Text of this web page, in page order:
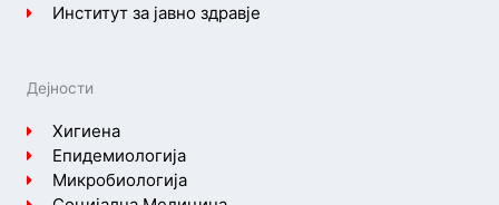
Институт за јавно здравје
Дејности
Хигиена
Епидемиологија
Микробиологија